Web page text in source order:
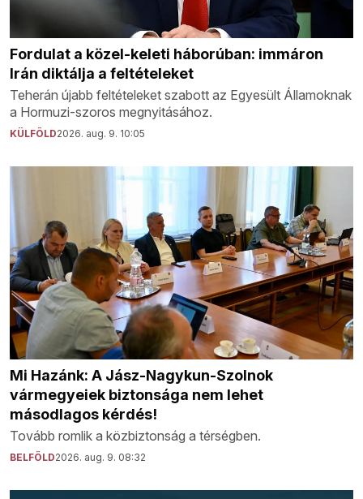
Fordulat a közel-keleti háborúban: immáron
Irán diktálja a feltételeket
Teherán újabb feltételeket szabott az Egyesült Államoknak
a Hormuzi-szoros megnyitásához.
KÜLFÖLD2026. aug. 9. 10:05
Mi Hazánk: A Jász-Nagykun-Szolnok
vármegyeiek biztonsága nem lehet
másodlagos kérdés!
Tovább romlik a közbiztonság a térségben.
BELFÖLD2026. aug. 9. 08:32